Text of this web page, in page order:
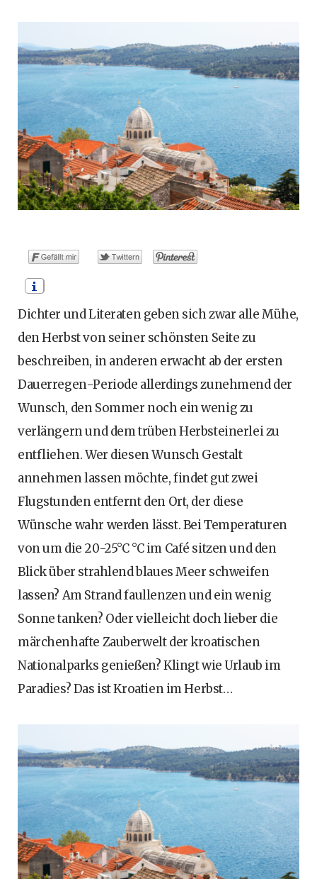
o
k
t
e
)
r e
t
e
Dichter und Literaten geben sich zwar alle Mühe,
den Herbst von seiner schönsten Seite zu
beschreiben, in anderen erwacht ab der ersten
Dauerregen-Periode allerdings zunehmend der
Wunsch, den Sommer noch ein wenig zu
verlängern und dem trüben Herbsteinerlei zu
entfliehen. Wer diesen Wunsch Gestalt
annehmen lassen möchte, findet gut zwei
Flugstunden entfernt den Ort, der diese
Wünsche wahr werden lässt. Bei Temperaturen
von um die 20-25°C °C im Café sitzen und den
Blick über strahlend blaues Meer schweifen
lassen? Am Strand faullenzen und ein wenig
Sonne tanken? Oder vielleicht doch lieber die
märchenhafte Zauberwelt der kroatischen
Nationalparks genießen? Klingt wie Urlaub im
Paradies? Das ist Kroatien im Herbst…